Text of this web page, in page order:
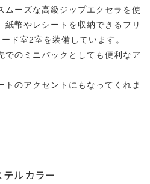
ムーズな高級ジップエクセラを使
紙幣やレシートを収納できるフリ
ド室2室を装備しています。
でのミニバックとしても便利なア
トのアクセントにもなってくれま
ルカラー